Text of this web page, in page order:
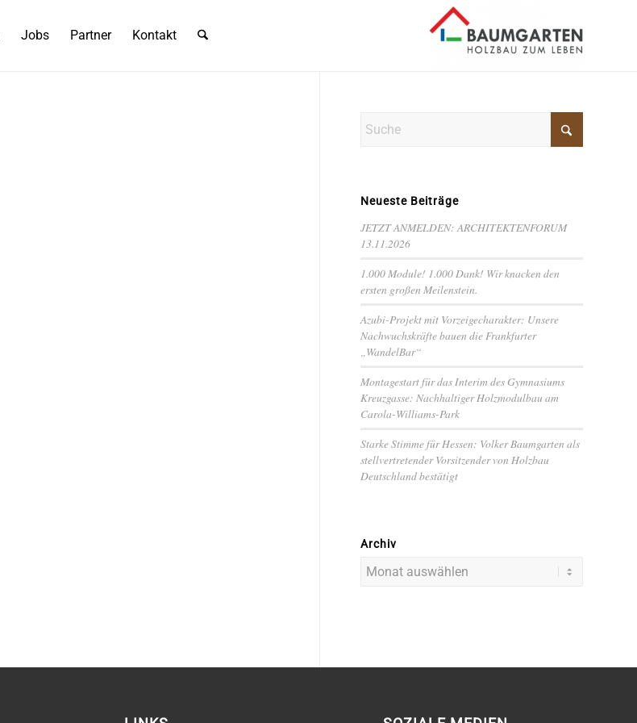
Jobs Partner Kontakt
Neueste Beiträge
JETZT ANMELDEN: ARCHITEKTENFORUM
13.11.2026
1.000 Module! 1.000 Dank! Wir knacken den
ersten großen Meilenstein.
Azubi-Projekt mit Vorzeigecharakter: Unsere
Nachwuchskräfte bauen die Frankfurter
„WandelBar“
Montagestart für das Interim des Gymnasiums
Kreuzgasse: Nachhaltiger Holzmodulbau am
Carola-Williams-Park
Starke Stimme für Hessen: Volker Baumgarten als
stellvertretender Vorsitzender von Holzbau
Deutschland bestätigt
Archiv